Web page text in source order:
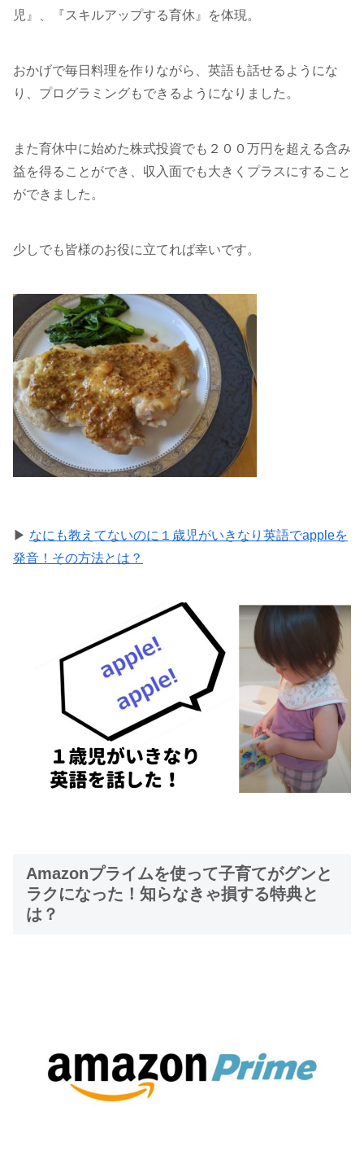
児』、『スキルアップする育休』を体現。
おかげで毎日料理を作りながら、英語も話せるようにな
り、プログラミングもできるようになりました。
また育休中に始めた株式投資でも２００万円を超える含み
益を得ることができ、収入面でも大きくプラスにすること
ができました。
少しでも皆様のお役に立てれば幸いです。
▶ なにも教えてないのに１歳児がいきなり英語でappleを
発音！その方法とは？
Amazonプライムを使って子育てがグンと
ラクになった！知らなきゃ損する特典と
は？